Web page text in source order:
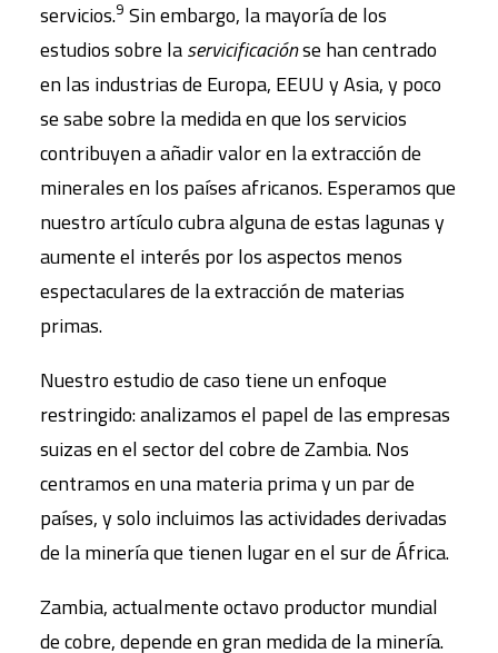
servicios.9 Sin embargo, la mayoría de los
estudios sobre laservicificaciónse han centrado
en las industrias de Europa, EEUU y Asia, y poco
se sabe sobre la medida en que los servicios
contribuyen a añadir valor en la extracción de
minerales en los países africanos. Esperamos que
nuestro artículo cubra alguna de estas lagunas y
aumente el interés por los aspectos menos
espectaculares de la extracción de materias
primas.
Nuestro estudio de caso tiene un enfoque
restringido: analizamos el papel de las empresas
suizas en el sector del cobre de Zambia. Nos
centramos en una materia prima y un par de
países, y solo incluimos las actividades derivadas
de la minería que tienen lugar en el sur de África.
Zambia, actualmente octavo productor mundial
de cobre, depende en gran medida de la minería.